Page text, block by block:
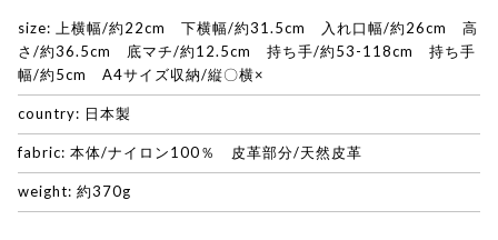
size: 上横幅/約22cm 下横幅/約31.5cm 入れ口幅/約26cm 高
さ/約36.5cm 底マチ/約12.5cm 持ち手/約53-118cm 持ち手
幅/約5cm A4サイズ収納/縦〇横×
country: 日本製
fabric: 本体/ナイロン100％ 皮革部分/天然皮革
weight: 約370g